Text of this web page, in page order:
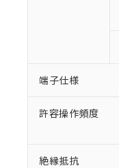
端子仕様
許容操作頻度
絶縁抵抗